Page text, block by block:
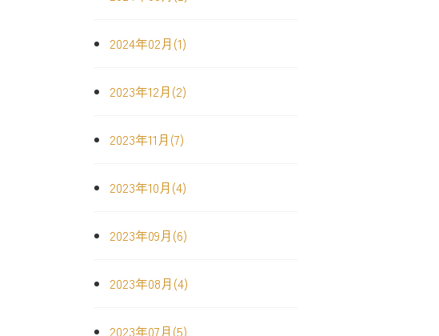
2024年02月(1)
2023年12月(2)
2023年11月(7)
2023年10月(4)
2023年09月(6)
2023年08月(4)
2023年07月(5)